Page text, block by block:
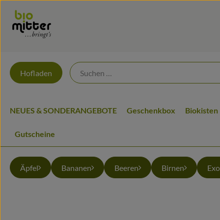
Hofladen
NEUES & SONDERANGEBOTE Geschenkbox Biokisten
Gutscheine
Äpfel Bananen Beeren Birnen